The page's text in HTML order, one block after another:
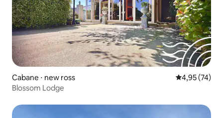
Cabane ⋅ new ross Évaluation
4,95 (74)
Blossom Lodge